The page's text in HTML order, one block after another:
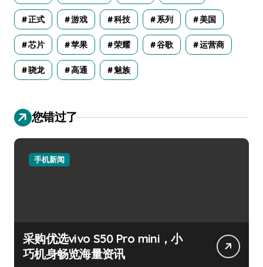
正式 游戏 科技 系列 美国
芯片 苹果 荣耀 谷歌 运营商
骁龙 高通 魅族
您错过了
手机新闻
采购优选vivo S50 Pro mini，小
巧机身畅览海量资讯